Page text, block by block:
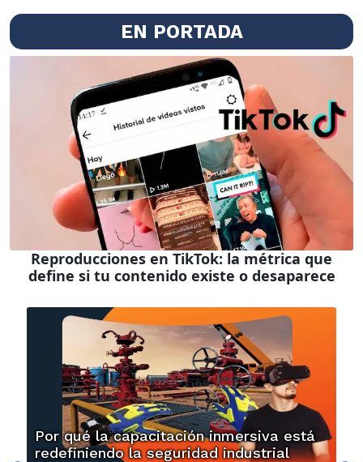
EN PORTADA
Reproducciones en TikTok: la métrica que
define si tu contenido existe o desaparece
Por qué la capacitación inmersiva está
redefiniendo la seguridad industrial